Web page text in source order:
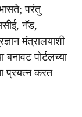
परंतु
नॅड,
मंत्रालयाशी
पोर्टलच्या
प्रयत्न करत